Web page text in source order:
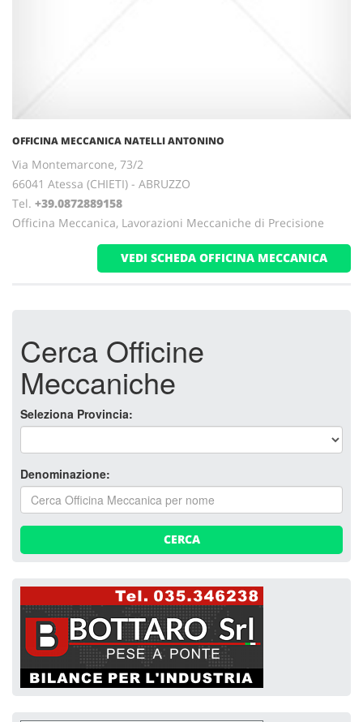
OFFICINA MECCANICA NATELLI ANTONINO
Via Montemarcone, 73/2
66041 Atessa (CHIETI) - ABRUZZO
Tel. +39.0872889158
Officina Meccanica, Lavorazioni Meccaniche di Precisione
VEDI SCHEDA OFFICINA MECCANICA
Cerca Officine
Meccaniche
Seleziona Provincia:
Denominazione:
CERCA